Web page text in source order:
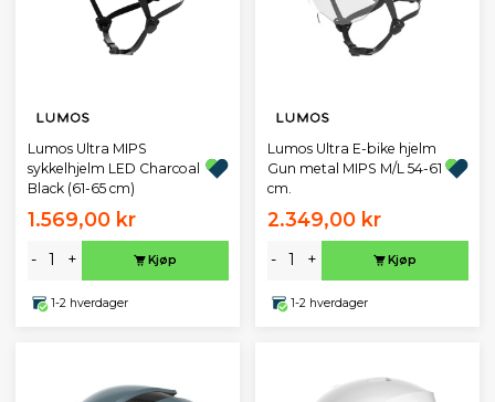
Lumos Ultra MIPS
sykkelhjelm LED Charcoal
Black (61-65 cm)
1.569,00 kr
- + Kjøp
1-2 hverdager
Lumos Ultra E-bike hjelm
Gun metal MIPS M/L 54-61
cm.
2.349,00 kr
- + Kjøp
1-2 hverdager